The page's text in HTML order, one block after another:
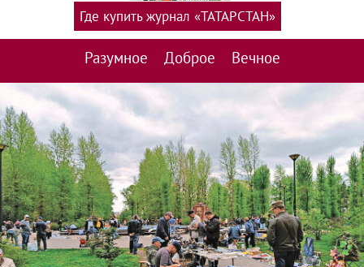
Разумное Доброе Вечное
Где купить журнал «ТАТАРСТАН»